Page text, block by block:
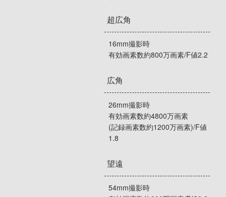
超広角
16mm撮影時
有効画素数約800万画素/F値2.2
広角
26mm撮影時
有効画素数約4800万画素
(記録画素数約1200万画素)/F値
1.8
望遠
54mm撮影時